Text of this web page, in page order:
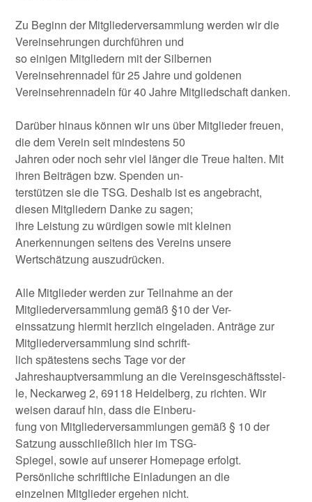
Zu Beginn der Mitgliederversammlung werden wir die
Vereinsehrungen durchführen und
so einigen Mitgliedern mit der Silbernen
Vereinsehrennadel für 25 Jahre und goldenen
Vereinsehrennadeln für 40 Jahre Mitgliedschaft danken.
Darüber hinaus können wir uns über Mitglieder freuen,
die dem Verein seit mindestens 50
Jahren oder noch sehr viel länger die Treue halten. Mit
ihren Beiträgen bzw. Spenden un-
terstützen sie die TSG. Deshalb ist es angebracht,
diesen Mitgliedern Danke zu sagen;
ihre Leistung zu würdigen sowie mit kleinen
Anerkennungen seitens des Vereins unsere
Wertschätzung auszudrücken.
Alle Mitglieder werden zur Teilnahme an der
Mitgliederversammlung gemäß §10 der Ver-
einssatzung hiermit herzlich eingeladen. Anträge zur
Mitgliederversammlung sind schrift-
lich spätestens sechs Tage vor der
Jahreshauptversammlung an die Vereinsgeschäftsstel-
le, Neckarweg 2, 69118 Heidelberg, zu richten. Wir
weisen darauf hin, dass die Einberu-
fung von Mitgliederversammlungen gemäß § 10 der
Satzung ausschließlich hier im TSG-
Spiegel, sowie auf unserer Homepage erfolgt.
Persönliche schriftliche Einladungen an die
einzelnen Mitglieder ergehen nicht.